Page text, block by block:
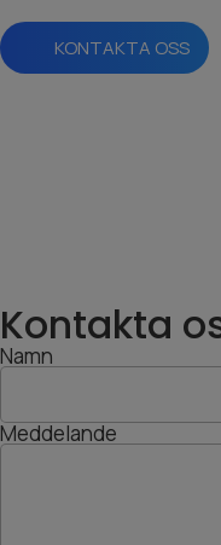
KONTAKTA OSS
Kontakta
Namn
Meddelande